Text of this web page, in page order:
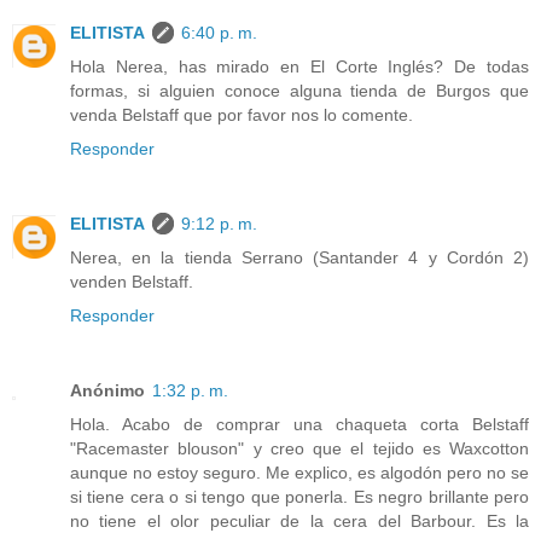
ELITISTA
6:40 p. m.
Hola Nerea, has mirado en El Corte Inglés? De todas
formas, si alguien conoce alguna tienda de Burgos que
venda Belstaff que por favor nos lo comente.
Responder
ELITISTA
9:12 p. m.
Nerea, en la tienda Serrano (Santander 4 y Cordón 2)
venden Belstaff.
Responder
Anónimo 1:32 p. m.
Hola. Acabo de comprar una chaqueta corta Belstaff
"Racemaster blouson" y creo que el tejido es Waxcotton
aunque no estoy seguro. Me explico, es algodón pero no se
si tiene cera o si tengo que ponerla. Es negro brillante pero
no tiene el olor peculiar de la cera del Barbour. Es la